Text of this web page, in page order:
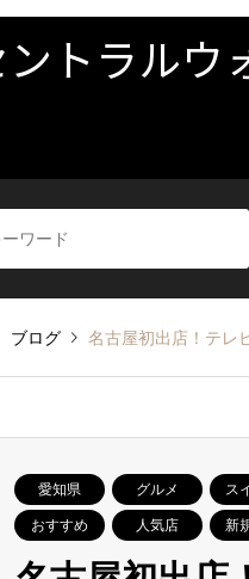
トラルウ
ブログ 名古屋初出店！テレ
愛知県 グルメ ス
おすすめ 人気店 新